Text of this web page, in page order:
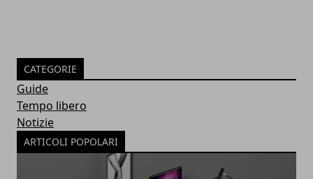
CATEGORIE
Guide
Tempo libero
Notizie
ARTICOLI POPOLARI